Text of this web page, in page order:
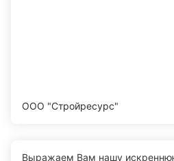
ООО "Стройресурс"
Выражаем Вам нашу